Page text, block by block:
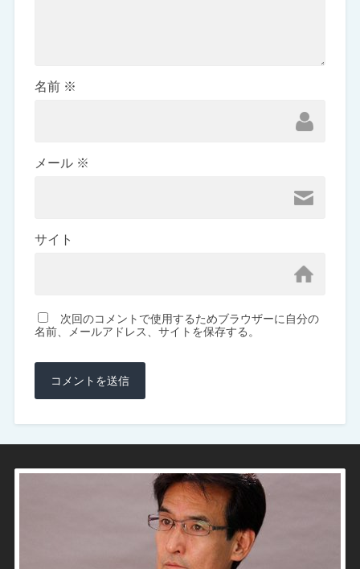
名前 ※
メール ※
サイト
次回のコメントで使用するためブラウザーに自分の
名前、メールアドレス、サイトを保存する。